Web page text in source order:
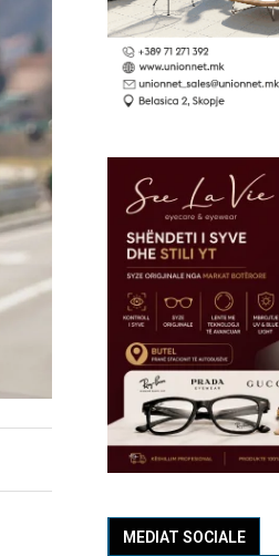
MEDIAT SOCIALE